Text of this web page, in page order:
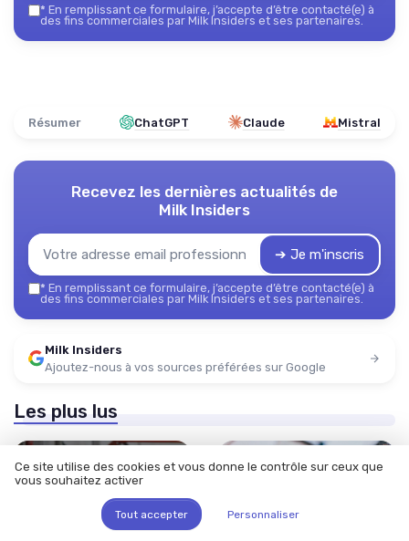
* En remplissant ce formulaire, j’accepte d’être contacté(e) à
des fins commerciales par Milk Insiders et ses partenaires.
Résumer ChatGPT Claude Mistral
Recevez les dernières actualités de
Milk Insiders
➔ Je m'inscris
* En remplissant ce formulaire, j’accepte d’être contacté(e) à
des fins commerciales par Milk Insiders et ses partenaires.
Milk Insiders
Ajoutez-nous à vos sources préférées sur Google
Les plus lus
Ce site utilise des cookies et vous donne le contrôle sur ceux que
vous souhaitez activer
Tout accepter Personnaliser